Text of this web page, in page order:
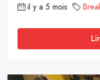
il y a 5 mois